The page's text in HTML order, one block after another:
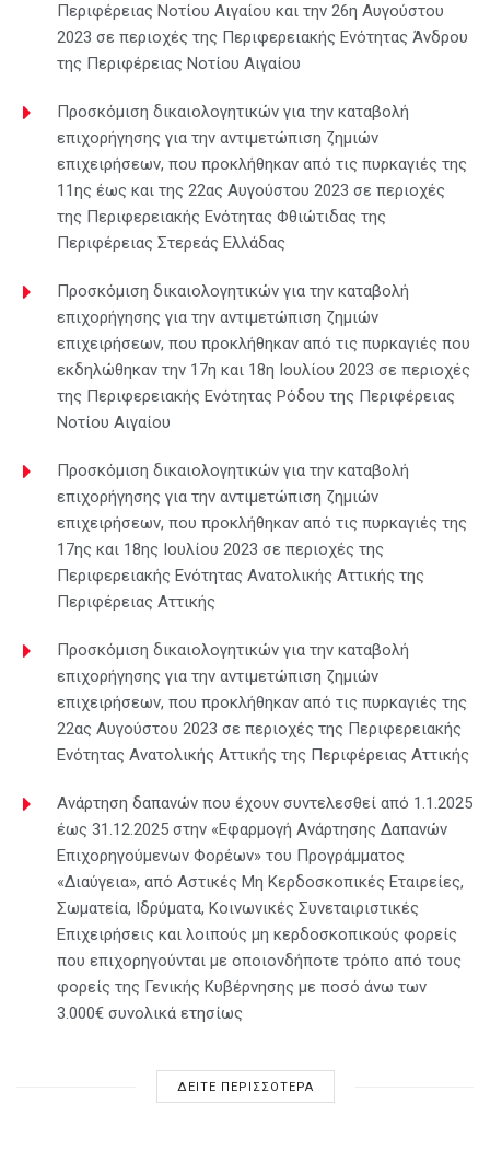
Περιφέρειας Νοτίου Αιγαίου και την 26η Αυγούστου
2023 σε περιοχές της Περιφερειακής Ενότητας Άνδρου
της Περιφέρειας Νοτίου Αιγαίου
Προσκόμιση δικαιολογητικών για την καταβολή
επιχορήγησης για την αντιμετώπιση ζημιών
επιχειρήσεων, που προκλήθηκαν από τις πυρκαγιές της
11ης έως και της 22ας Αυγούστου 2023 σε περιοχές
της Περιφερειακής Ενότητας Φθιώτιδας της
Περιφέρειας Στερεάς Ελλάδας
Προσκόμιση δικαιολογητικών για την καταβολή
επιχορήγησης για την αντιμετώπιση ζημιών
επιχειρήσεων, που προκλήθηκαν από τις πυρκαγιές που
εκδηλώθηκαν την 17η και 18η Ιουλίου 2023 σε περιοχές
της Περιφερειακής Ενότητας Ρόδου της Περιφέρειας
Νοτίου Αιγαίου
Προσκόμιση δικαιολογητικών για την καταβολή
επιχορήγησης για την αντιμετώπιση ζημιών
επιχειρήσεων, που προκλήθηκαν από τις πυρκαγιές της
17ης και 18ης Ιουλίου 2023 σε περιοχές της
Περιφερειακής Ενότητας Ανατολικής Αττικής της
Περιφέρειας Αττικής
Προσκόμιση δικαιολογητικών για την καταβολή
επιχορήγησης για την αντιμετώπιση ζημιών
επιχειρήσεων, που προκλήθηκαν από τις πυρκαγιές της
22ας Αυγούστου 2023 σε περιοχές της Περιφερειακής
Ενότητας Ανατολικής Αττικής της Περιφέρειας Αττικής
Ανάρτηση δαπανών που έχουν συντελεσθεί από 1.1.2025
έως 31.12.2025 στην «Εφαρμογή Ανάρτησης Δαπανών
Επιχορηγούμενων Φορέων» του Προγράμματος
«Διαύγεια», από Αστικές Μη Κερδοσκοπικές Εταιρείες,
Σωματεία, Ιδρύματα, Κοινωνικές Συνεταιριστικές
Επιχειρήσεις και λοιπούς μη κερδοσκοπικούς φορείς
που επιχορηγούνται με οποιονδήποτε τρόπο από τους
φορείς της Γενικής Κυβέρνησης με ποσό άνω των
3.000€ συνολικά ετησίως
ΔΕΙΤΕ ΠΕΡΙΣΣΟΤΕΡΑ